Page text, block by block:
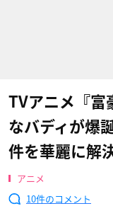
TVアニメ『
なバディが爆
件を華麗に解
アニメ
10